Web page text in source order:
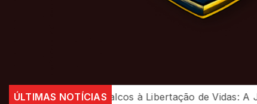
ÚLTIMAS NOTÍCIAS
dos Palcos à Libertação de Vidas: A Jornada do